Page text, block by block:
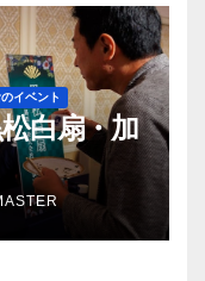
イベント
白扇・加